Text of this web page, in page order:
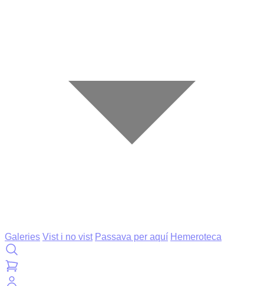
Galeries Vist i no vist Passava per aquí Hemeroteca